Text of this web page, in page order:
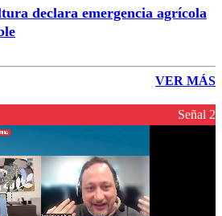
declara emergencia agrícola
VER MÁS
Señal 2